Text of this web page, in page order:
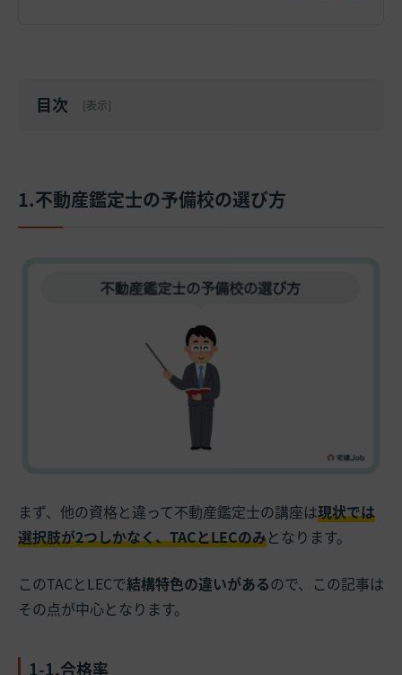
目次 [表示]
1.不動産鑑定士の予備校の選び方
まず、他の資格と違って不動産鑑定士の講座は現状では
選択肢が2つしかなく、TACとLECのみとなります。
このTACとLECで結構特色の違いがあるので、この記事は
その点が中心となります。
1-1.合格率